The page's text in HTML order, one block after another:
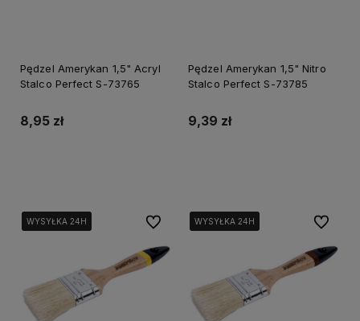
Pędzel Amerykan 1,5" Acryl
Stalco Perfect S-73765
8,95 zł
Pędzel Amerykan 1,5" Nitro
Stalco Perfect S-73785
9,39 zł
WYSYŁKA 24H
WYSYŁKA 24H
WYSYŁKA 24H Do ulubionychWYSYŁKA 24H
WYSYŁKA 24H
WYSYŁKA 24H Do